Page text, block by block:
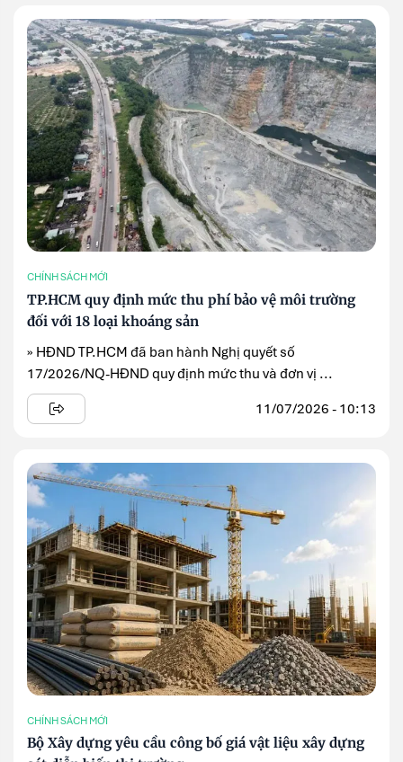
CHÍNH SÁCH MỚI
TP.HCM quy định mức thu phí bảo vệ môi trường
đối với 18 loại khoáng sản
» HĐND TP.HCM đã ban hành Nghị quyết số
17/2026/NQ-HĐND quy định mức thu và đơn vị ...
11/07/2026 - 10:13
CHÍNH SÁCH MỚI
Bộ Xây dựng yêu cầu công bố giá vật liệu xây dựng